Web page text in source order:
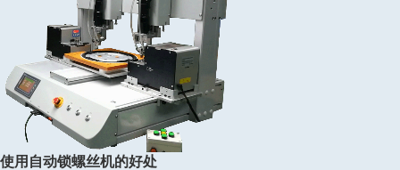
使用自动锁螺丝机的好处